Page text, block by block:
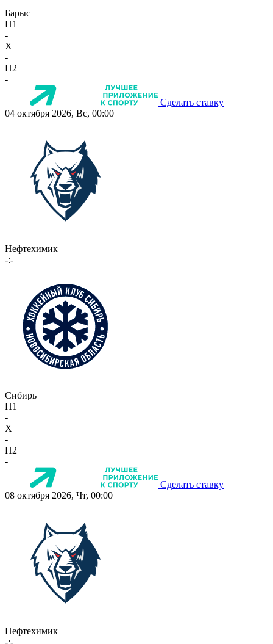
Барыс
П1
-
X
-
П2
-
Сделать ставку
04 октября 2026, Вс, 00:00
Нефтехимик
-:-
Сибирь
П1
-
X
-
П2
-
Сделать ставку
08 октября 2026, Чт, 00:00
Нефтехимик